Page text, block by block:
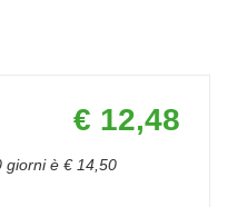
Prezzo
scontato
€ 12,48
giorni è € 14,50